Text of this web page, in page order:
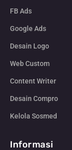
FB Ads
Google Ads
Desain Logo
Web Custom
Content Writer
Desain Compro
Kelola Sosmed
Informasi